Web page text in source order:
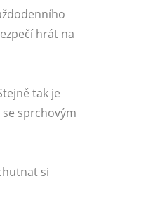
hrát na
tak je
sprchovým
si